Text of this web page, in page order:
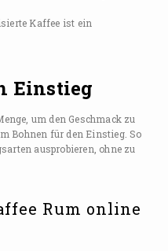
Kaffee ist ein
Einstieg
um den Geschmack zu
Bohnen für den Einstieg. So
ausprobieren, ohne zu
Rum online